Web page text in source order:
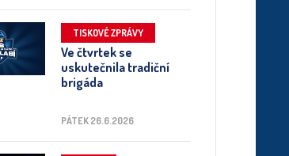
TISKOVÉ ZPRÁVY
Ve čtvrtek se
uskutečnila tradiční
brigáda
PÁTEK 26.6.2026